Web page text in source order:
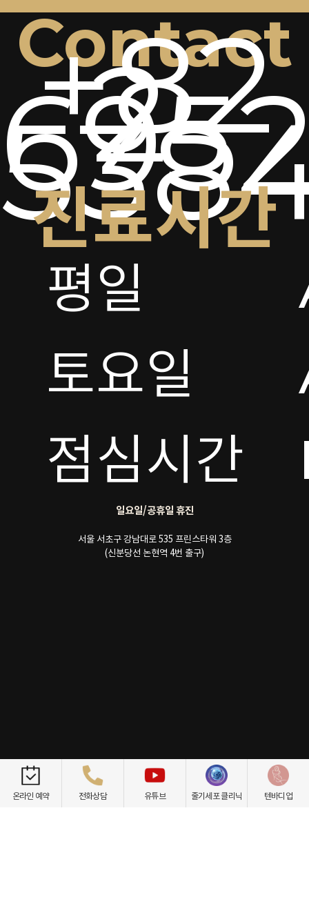
Contact
+82
2-
진료시간
평일
토요일
점심시간
일요일/공휴일 휴진
서울 서초구 강남대로 535 프린스타워 3층
(신분당선 논현역 4번 출구)
개인정보취급방침 이용약관 환자권리장전 비급여항목
온라인 예약 전화상담 유튜브 줄기세포 클리닉 텐바디업